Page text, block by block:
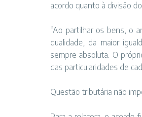
acordo quanto à divisão
“Ao partilhar os bens, o
qualidade, da maior
sempre absoluta. O
das particularidades de
Questão tributária não